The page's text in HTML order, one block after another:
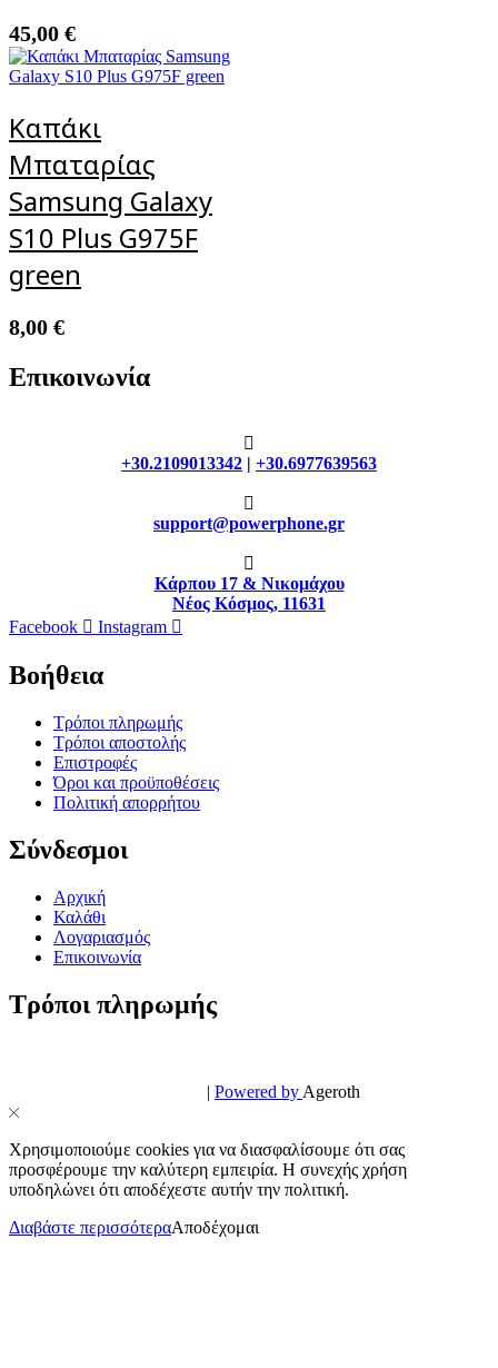
45,00 €
Καπάκι
Μπαταρίας
Samsung Galaxy
S10 Plus G975F
green
8,00 €
Επικοινωνία
+30.2109013342 +30.6977639563
support@powerphone.gr
Κάρπου 17 & Νικομάχου
Νέος Κόσμος, 11631
Facebook
Instagram
Βοήθεια
Τρόποι πληρωμής
Τρόποι αποστολής
Επιστροφές
Όροι και προϋποθέσεις
Πολιτική απορρήτου
Σύνδεσμοι
Αρχική
Καλάθι
Λογαριασμός
Επικοινωνία
Τρόποι πληρωμής
| Powered by Ageroth
Χρησιμοποιούμε cookies για να διασφαλίσουμε ότι σας
προσφέρουμε την καλύτερη εμπειρία. Η συνεχής χρήση
υποδηλώνει ότι αποδέχεστε αυτήν την πολιτική.
Διαβάστε περισσότεραΑποδέχομαι